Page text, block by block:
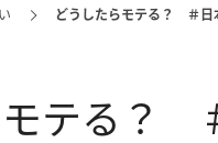
どうしたらモテる？ ＃日
テる？